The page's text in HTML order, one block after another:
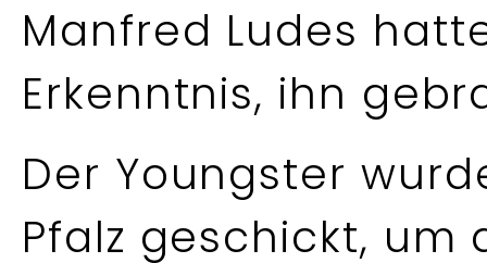
Manfred Ludes
Erkenntnis, ihn
Der Youngster
Pfalz geschickt, um